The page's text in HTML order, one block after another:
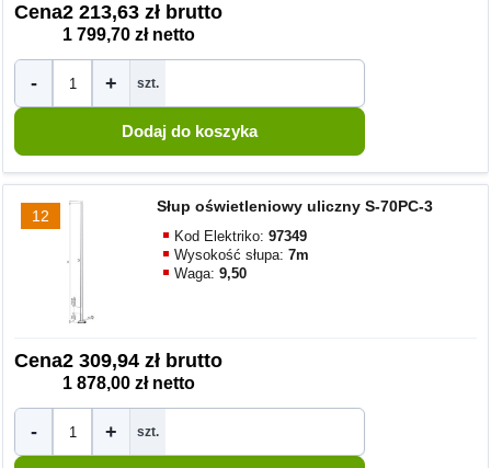
Cena2 213,63 zł brutto
1 799,70 zł netto
- + szt.
12
Słup oświetleniowy uliczny S-70PC-3
Kod Elektriko:97349
Wysokość słupa:7m
Waga:9,50
Cena2 309,94 zł brutto
1 878,00 zł netto
- + szt.